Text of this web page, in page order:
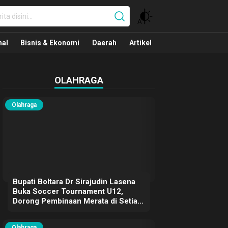
Bisnis & Ekonomi Daerah Artikel
OLAHRAGA
Olahraga
Bupati Boltara Dr Sirajudin Lasena
Buka Soccer Tournament U12,
Dorong Pembinaan Merata di Setiap